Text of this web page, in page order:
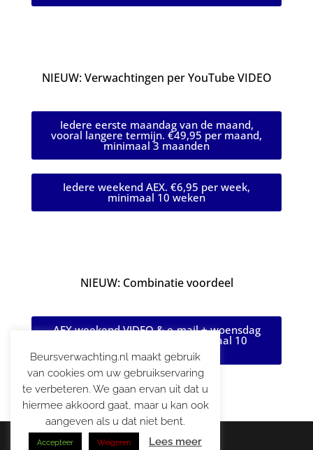
NIEUW: Verwachtingen per YouTube VIDEO
Iedere eerste maandag van de maand,
vooral langere termijn. €49,95 per maand,
minimaal 3 maanden
Iedere weekend AEX. €6,95 per week,
minimaal 10 weken
NIEUW: Combinatie voordeel
AEX weekend VIDEO & e-mail + woensdag
e-mail. €9,95 per week, minimaal 10
weken
© 2026 | Beursverwachting.nl |
Beursverwachting.nl maakt gebruik
van cookies om uw gebruikservaring
te verbeteren. We gaan ervan uit dat u
hiermee akkoord gaat, maar u kan ook
aangeven als u dat niet bent.
Accepteer Weigeren Lees meer